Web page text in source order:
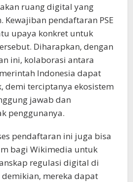
ruang digital yang
Kewajiban pendaftaran PSE
upaya konkret untuk
Diharapkan, dengan
ini, kolaborasi antara
Indonesia dapat
demi terciptanya ekosistem
jawab dan
penggunanya.
pendaftaran ini juga bisa
bagi Wikimedia untuk
regulasi digital di
demikian, mereka dapat